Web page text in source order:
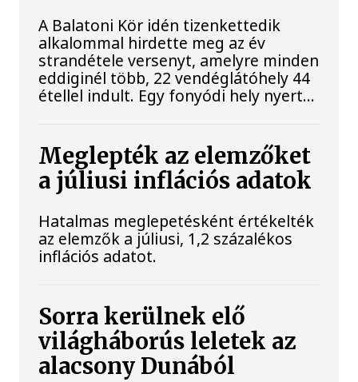
A Balatoni Kör idén tizenkettedik
alkalommal hirdette meg az év
strandétele versenyt, amelyre minden
eddiginél több, 22 vendéglátóhely 44
étellel indult. Egy fonyódi hely nyert...
Meglepték az elemzőket
a júliusi inflációs adatok
Hatalmas meglepetésként értékelték
az elemzők a júliusi, 1,2 százalékos
inflációs adatot.
Sorra kerülnek elő
világháborús leletek az
alacsony Dunából